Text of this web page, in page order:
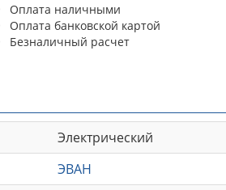
Оплата наличными
Оплата банковской картой
Безналичный расчет
Электрический
ЭВАН